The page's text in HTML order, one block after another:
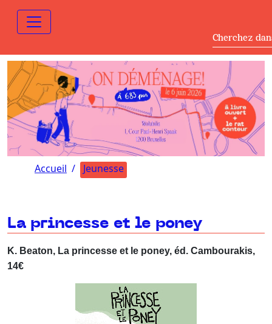
Cherchez
Accueil Jeunesse
La princesse et le poney
K. Beaton, La princesse et le poney, éd. Cambourakis,
14€